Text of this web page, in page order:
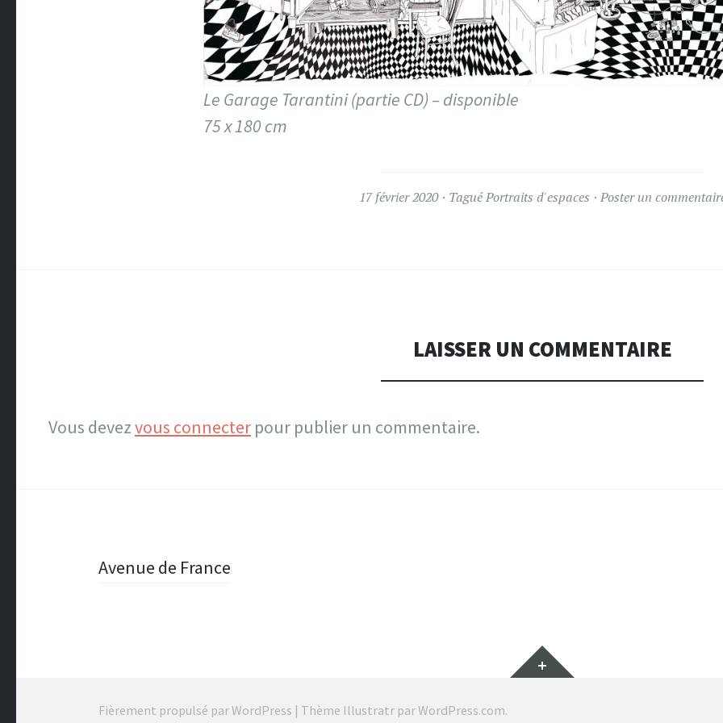
Le Garage Tarantini (partie CD) – disponible
75 x 180 cm
17 février 2020 TaguéPortraits d'espaces Poster un
LAISSER UN COMMENTAIRE
Vous devezvous connecter pour publier un commentaire.
Navigation
Avenue de France
Gadgets
Fièrement propulsé par WordPress | Thème Illustratr parWordPress.com.